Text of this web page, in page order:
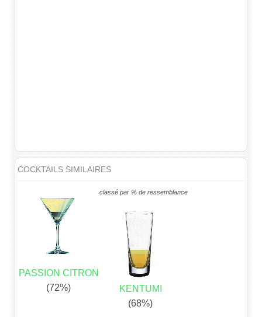
COCKTAILS SIMILAIRES
classé par % de ressemblance
PASSION CITRON
(72%)
KENTUMI
(68%)